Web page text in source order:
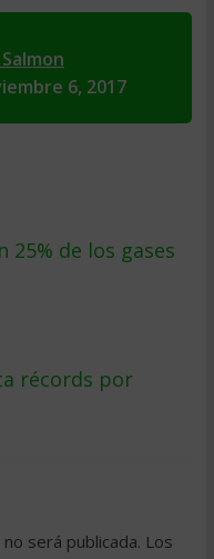
6, 2017
25% de los gases
récords por
será publicada. Los